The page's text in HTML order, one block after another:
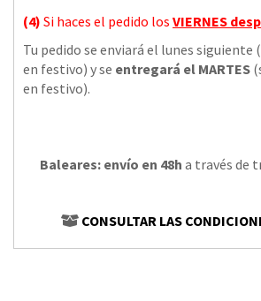
(4) Si haces el pedido los VIERNES
Tu pedido se enviará el lunes siguiente
en festivo) y se entregará el MARTES
en festivo).
Baleares: envío en 48h a través de
CONSULTAR LAS